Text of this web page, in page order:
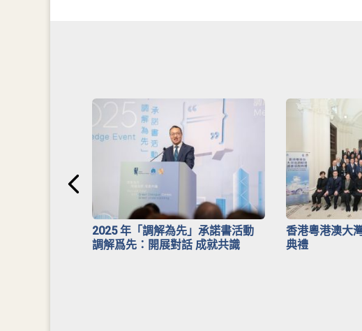
2025 年「調解為先」承諾書活動
調解爲先：開展對話 成就共識
香港粵港澳大
典禮